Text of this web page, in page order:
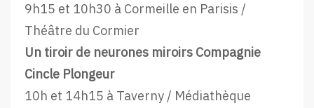
9h15 et 10h30 à Cormeille en Parisis /
Théâtre du Cormier
Un tiroir de neurones miroirs Compagnie
Cincle Plongeur
10h et 14h15 à Taverny / Médiathèque